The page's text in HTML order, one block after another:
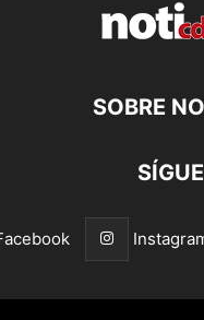
SOBRE